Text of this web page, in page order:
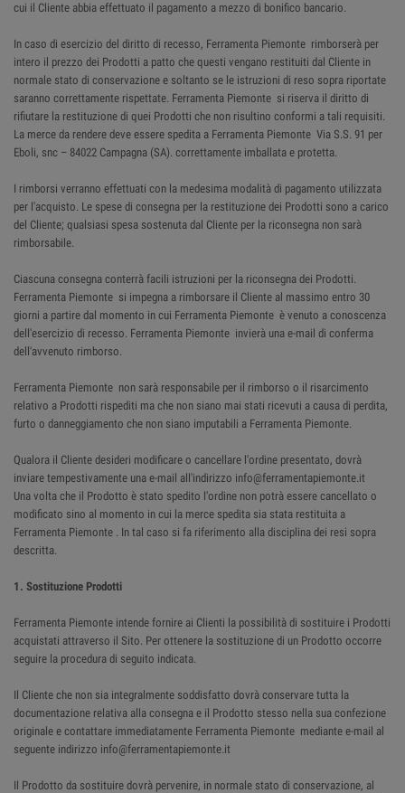
cui il Cliente abbia effettuato il pagamento a mezzo di bonifico bancario.
In caso di esercizio del diritto di recesso, Ferramenta Piemonte rimborserà per
intero il prezzo dei Prodotti a patto che questi vengano restituiti dal Cliente in
normale stato di conservazione e soltanto se le istruzioni di reso sopra riportate
saranno correttamente rispettate. Ferramenta Piemonte si riserva il diritto di
rifiutare la restituzione di quei Prodotti che non risultino conformi a tali requisiti.
La merce da rendere deve essere spedita a Ferramenta Piemonte Via S.S. 91 per
Eboli, snc – 84022 Campagna (SA). correttamente imballata e protetta.
I rimborsi verranno effettuati con la medesima modalità di pagamento utilizzata
per l'acquisto. Le spese di consegna per la restituzione dei Prodotti sono a carico
del Cliente; qualsiasi spesa sostenuta dal Cliente per la riconsegna non sarà
rimborsabile.
Ciascuna consegna conterrà facili istruzioni per la riconsegna dei Prodotti.
Ferramenta Piemonte si impegna a rimborsare il Cliente al massimo entro 30
giorni a partire dal momento in cui Ferramenta Piemonte è venuto a conoscenza
dell'esercizio di recesso. Ferramenta Piemonte invierà una e-mail di conferma
dell'avvenuto rimborso.
Ferramenta Piemonte non sarà responsabile per il rimborso o il risarcimento
relativo a Prodotti rispediti ma che non siano mai stati ricevuti a causa di perdita,
furto o danneggiamento che non siano imputabili a Ferramenta Piemonte.
Qualora il Cliente desideri modificare o cancellare l'ordine presentato, dovrà
inviare tempestivamente una e-mail all'indirizzo info@ferramentapiemonte.it
Una volta che il Prodotto è stato spedito l'ordine non potrà essere cancellato o
modificato sino al momento in cui la merce spedita sia stata restituita a
Ferramenta Piemonte . In tal caso si fa riferimento alla disciplina dei resi sopra
descritta.
1. Sostituzione Prodotti
Ferramenta Piemonte intende fornire ai Clienti la possibilità di sostituire i Prodotti
acquistati attraverso il Sito. Per ottenere la sostituzione di un Prodotto occorre
seguire la procedura di seguito indicata.
Il Cliente che non sia integralmente soddisfatto dovrà conservare tutta la
documentazione relativa alla consegna e il Prodotto stesso nella sua confezione
originale e contattare immediatamente Ferramenta Piemonte mediante e-mail al
seguente indirizzo info@ferramentapiemonte.it
Il Prodotto da sostituire dovrà pervenire, in normale stato di conservazione, al